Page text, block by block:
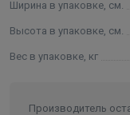
Ширина в упаковке, см.
Высота в упаковке, см.
Вес в упаковке, кг
Производитель